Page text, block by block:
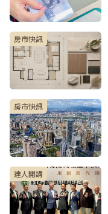
房市快訊
房市快訊
達人開講